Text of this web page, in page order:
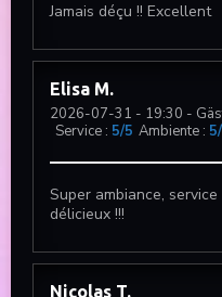
Jamais déçu !! Excellent
Elisa M
2026-07-31 - 19:30 -
Service : 5/5 Ambiente : 5
Super ambiance,
délicieux !!!
Nicolas T